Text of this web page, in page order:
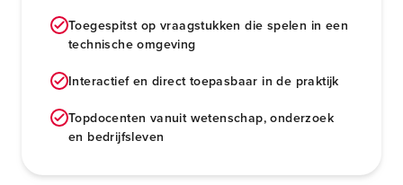
Toegespitst op vraagstukken die spelen in een
technische omgeving
Interactief en direct toepasbaar in de praktijk
Topdocenten vanuit wetenschap, onderzoek
en bedrijfsleven